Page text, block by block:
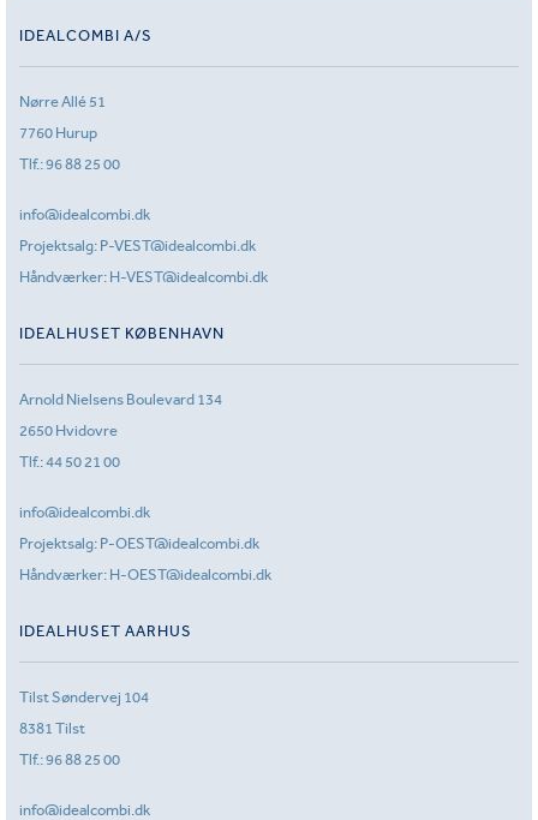
IDEALCOMBI A/S
Nørre Allé 51
7760 Hurup
Tlf.:96 88 25 00
info@idealcombi.dk
Projektsalg: P-VEST@idealcombi.dk
Håndværker: H-VEST@idealcombi.dk
IDEALHUSET KØBENHAVN
Arnold Nielsens Boulevard 134
2650 Hvidovre
Tlf.:44 50 21 00
info@idealcombi.dk
Projektsalg: P-OEST@idealcombi.dk
Håndværker: H-OEST@idealcombi.dk
IDEALHUSET AARHUS
Tilst Søndervej 104
8381 Tilst
Tlf.:96 88 25 00
info@idealcombi.dk